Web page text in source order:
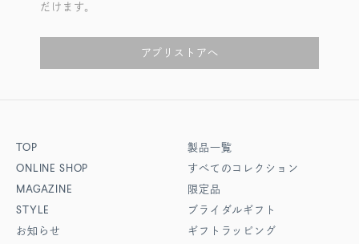
だけます。
アプリストアへ
TOP
ONLINE SHOP
MAGAZINE
STYLE
お知らせ
製品一覧
すべてのコレクション
限定品
ブライダルギフト
ギフトラッピング